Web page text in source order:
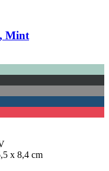
Mint
x 8,4 cm